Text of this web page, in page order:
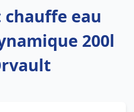
chauffe eau
200l